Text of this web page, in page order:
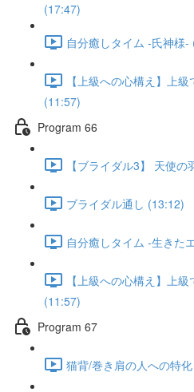
(17:47)
自分癒しタイム -氏神様-
【上級への心構え】上
(11:57)
Program 66
【ブライダル3】 天使
ブライダル通し (13:12)
自分癒しタイム -生きた
【上級への心構え】上
(11:57)
Program 67
猫背/巻き肩の人への特